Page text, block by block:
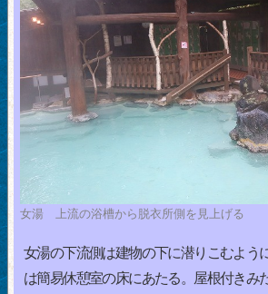
女湯 上流の浴槽から脱衣所側を見上げる
女湯の下流側は建物の下に潜りこむよう
は簡易休憩室の床にあたる。屋根付きみ